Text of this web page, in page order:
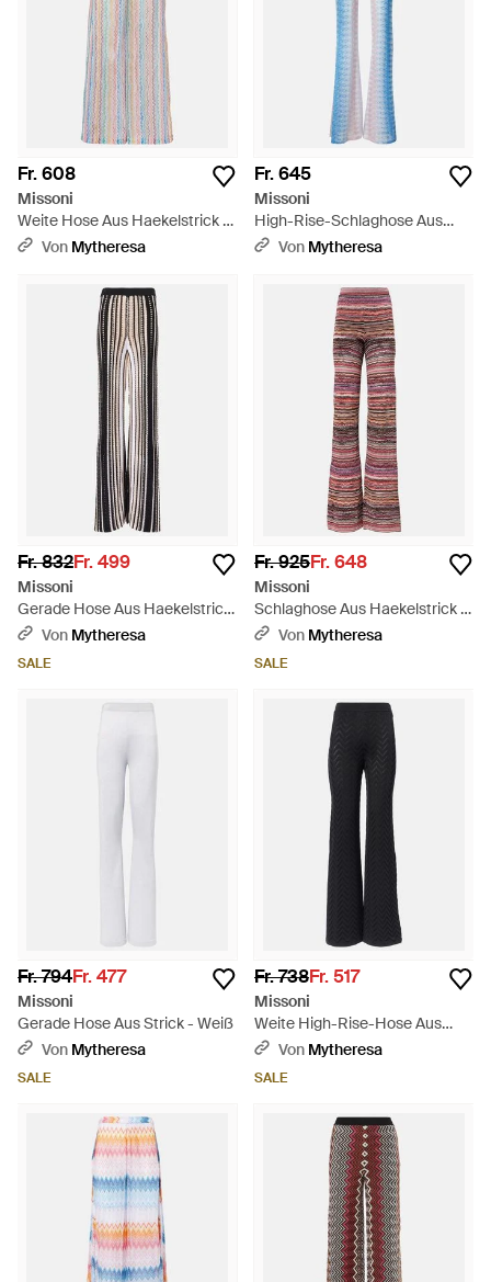
Fr. 608
Missoni
Weite Hose Aus Haekelstrick -
WeißVon Mytheresa
Fr. 645
Missoni
High-Rise-Schlaghose Aus
Haekelstrick - Blau
Von Mytheresa
Fr. 832Fr. 499
Missoni
Gerade Hose Aus Haekelstrick
- Schwarz
Von Mytheresa
SALE
Fr. 925Fr. 648
Missoni
Schlaghose Aus Haekelstrick -
RotVon Mytheresa
SALE
Fr. 794Fr. 477
Missoni
Gerade Hose Aus Strick - Weiß
Von Mytheresa
SALE
Fr. 738Fr. 517
Missoni
Weite High-Rise-Hose Aus
Haekelstrick - Blau
Von Mytheresa
SALE